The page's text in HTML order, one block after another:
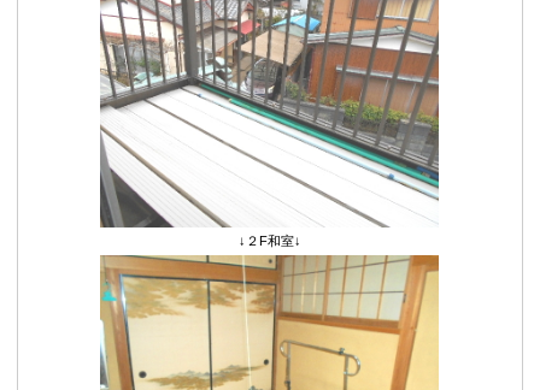
↓２F和室↓